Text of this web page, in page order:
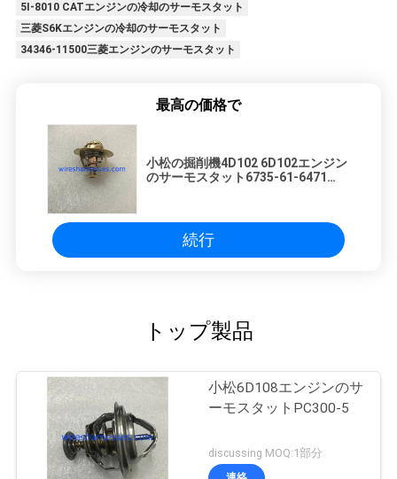
5I-8010 CATエンジンの冷却のサーモスタット
三菱S6Kエンジンの冷却のサーモスタット
34346-11500三菱エンジンのサーモスタット
最高の価格で
小松の掘削機4D102 6D102エンジン
のサーモスタット6735-61-6471
続行
トップ製品
小松6D108エンジンのサ
ーモスタットPC300-5
discussing MOQ:1部分